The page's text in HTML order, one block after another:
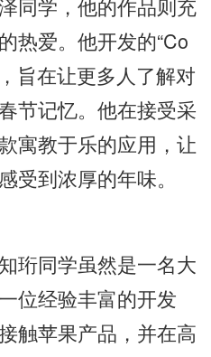
学，他的作品则充
热爱。他开发的“Co
旨在让更多人了解对
节记忆。他在接受采
寓教于乐的应用，让
受到浓厚的年味。
同学虽然是一名大
位经验丰富的开发
触苹果产品，并在高